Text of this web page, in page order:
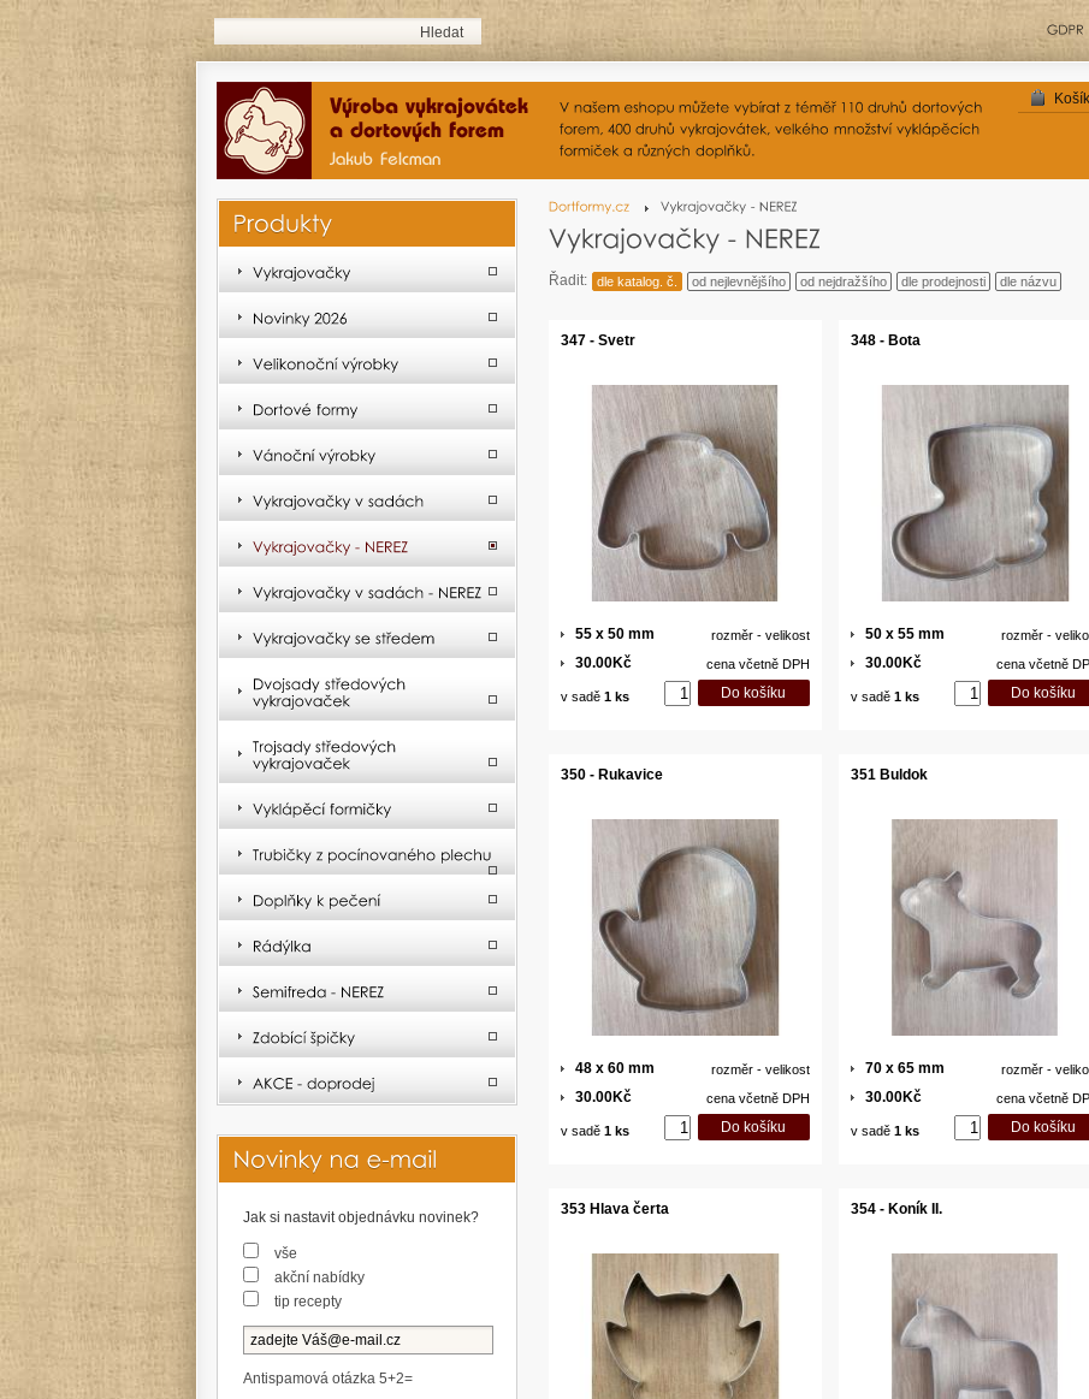
Košík
Řadit: dle katalog. č. od nejlevnějšího od nejdražšího dle prodejnosti dle názvu
347 - Svetr
rozměr - velikost
55 x 50 mm
cena včetně DPH
30.00Kč
v sadě 1 ks
348 - Bota
rozměr -
50 x 55 mm
cena včetně
30.00Kč
v sadě 1 ks
350 - Rukavice
rozměr - velikost
48 x 60 mm
cena včetně DPH
30.00Kč
v sadě 1 ks
351 Buldok
rozměr -
70 x 65 mm
cena včetně
30.00Kč
v sadě 1 ks
353 Hlava čerta 354 - Koník II.
Jak si nastavit objednávku novinek?
vše
akční nabídky
tip recepty
Antispamová otázka 5+2=